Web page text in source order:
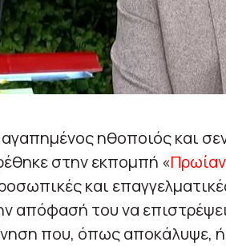
ηθοποιός και
στην εκπομπή «
και
απόφασή του να
που, όπως αποκάλυψε,